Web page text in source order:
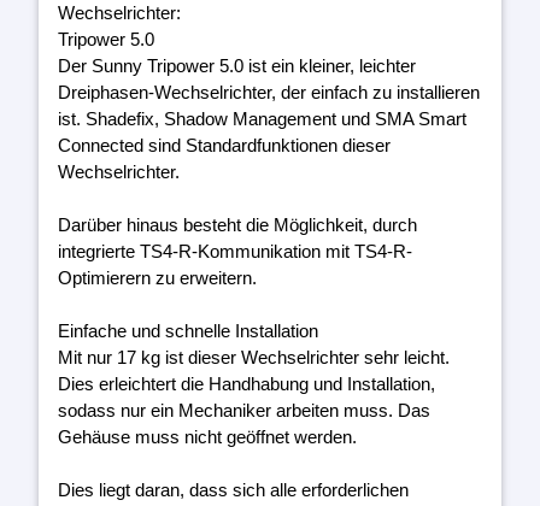
Wechselrichter:
Tripower 5.0
Der Sunny Tripower 5.0 ist ein kleiner, leichter
Dreiphasen-Wechselrichter, der einfach zu installieren
ist. Shadefix, Shadow Management und SMA Smart
Connected sind Standardfunktionen dieser
Wechselrichter.
Darüber hinaus besteht die Möglichkeit, durch
integrierte TS4-R-Kommunikation mit TS4-R-
Optimierern zu erweitern.
Einfache und schnelle Installation
Mit nur 17 kg ist dieser Wechselrichter sehr leicht.
Dies erleichtert die Handhabung und Installation,
sodass nur ein Mechaniker arbeiten muss. Das
Gehäuse muss nicht geöffnet werden.
Dies liegt daran, dass sich alle erforderlichen